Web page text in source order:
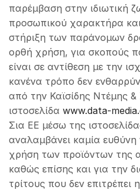
παρέμβαση στην ιδιωτική
προσωπικού χαρακτήρα και
στήριξη των παράνομων
ορθή χρήση, για σκοπούς
είναι σε αντίθεση με την
κανένα τρόπο δεν
από την Καϊσίδης Ντέμης &
ιστοσελίδα www.data-
Σια ΕΕ μέσω της
αναλαμβάνει καμία
χρήση των προϊόντων της
καθώς επίσης και για την
τρίτους που δεν επιτρέπει